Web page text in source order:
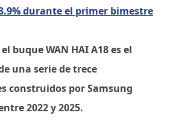
durante el primer bimestre
el buque WAN HAI A18 es el
una serie de trece
construidos por Samsung
2022 y 2025.